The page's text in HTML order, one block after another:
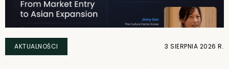
AKTUALNOŚCI 3 SIERPNIA 2026 R.